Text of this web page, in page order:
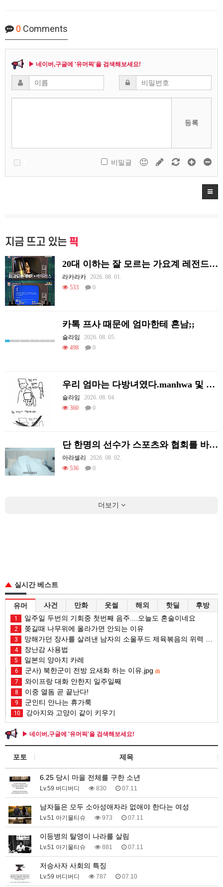
0 Comments
▶ 네이버,구글에 '유머픽'을 검색해보세요!
등록
비밀글
지금 뜨고 있는 픽
20대 이하는 잘 모르는 가요계 레전드 썰
라카라카
2026. 08. 01.
533
0
카톡 프사 때문에 엄마한테 혼남;;
슬라임
2026. 08. 05.
498
0
우리 엄마는 다방녀였다.manhwa 및 후기
슬라임
2026. 08. 04.
360
0
단 한명의 선수가 스포츠와 협회를 바꿔 버린 사례.jpg
아라셀리
2026. 08. 02.
536
0
더보기
실시간 베스트
유머 사건 만화 웃썰 해외 핫딜 후방
1 일주일 두번의 기회중 첫번째 음주....오늘도 혼술이네요
2 쫒길때 나무위에 올라가면 안되는 이유
3 망해가던 장사를 살려낸 남자의 소울푸드 제육볶음의 위력 ㅋㅋ
4 장난감 사용법
5 일본의 양아치 카레
6 군사) 북한군이 전방 요새화 하는 이유.jpg (1)
7 와이프랑 대화 안한지 일주일째
8 이중 열돔 곧 끝난다!
9 군인티 안나는 휴가룩
10 강아지와 고양이 같이 키우기
▶ 네이버,구글에 '유머픽'을 검색해보세요!
포토 제목
6.25 당시 마을 전체를 구한 소년
Lv.59 버디버디 830 07.11
남자들은 모두 소아성애자라 없애야 한다는 여성
Lv.51 아기물티슈 973 07.11
이등병의 탈영이 나라를 살림
Lv.51 아기물티슈 881 07.11
저승사자 사회의 특징
Lv.59 버디버디 787 07.10